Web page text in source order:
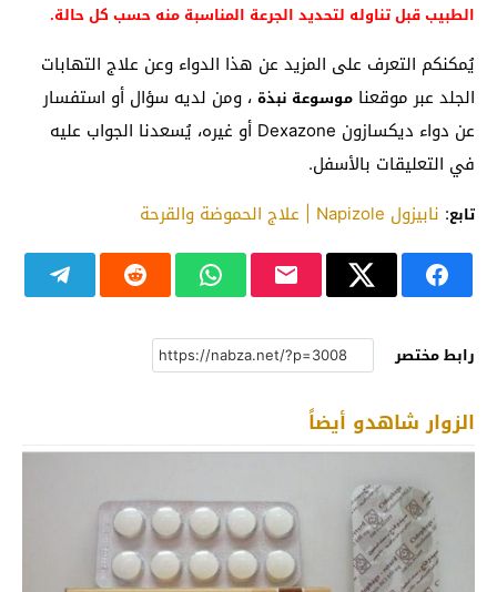
الطبيب قبل تناوله لتحديد الجرعة المناسبة منه حسب كل حالة.
يُمكنكم التعرف على المزيد عن هذا الدواء وعن علاج التهابات
الجلد عبر موقعنا موسوعة نبذة ، ومن لديه سؤال أو استفسار
عن دواء ديكسازون Dexazone أو غيره، يُسعدنا الجواب عليه
في التعليقات بالأسفل.
تابع: نابيزول Napizole | علاج الحموضة والقرحة
رابط مختصر
الزوار شاهدو أيضاً